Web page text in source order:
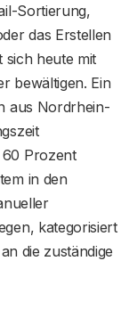
Sortierung,
das Erstellen
sich heute mit
bewältigen. Ein
aus Nordrhein-
Prozent
in den
kategorisiert
die zuständige